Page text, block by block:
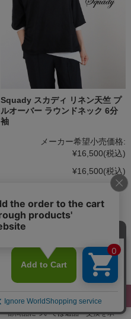
Squady スカディ リネン天竺 プ
ルオーバー ラウンドネック 6分
袖
メーカー希望小売価格:
¥16,500(税込)
¥16,500(税込)
■返品・交換について
一部商品については返品・交換を承